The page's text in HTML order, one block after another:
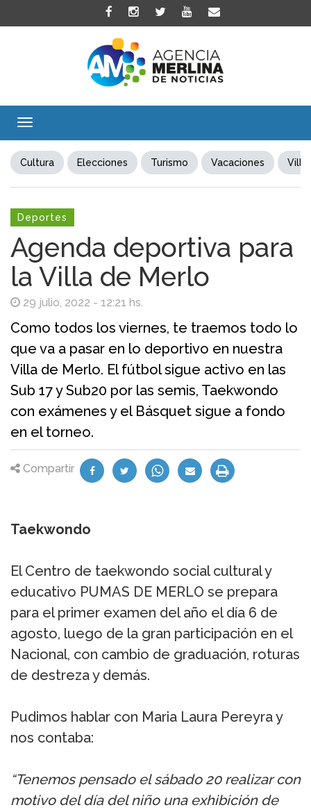
Toggle
Cultura Elecciones Turismo Vacaciones Villa
Deportes
Agenda deportiva para
la Villa de Merlo
29 julio, 2022 - 12:21 hs.
Como todos los viernes, te traemos todo lo
que va a pasar en lo deportivo en nuestra
Villa de Merlo. El fútbol sigue activo en las
Sub 17 y Sub20 por las semis, Taekwondo
con exámenes y el Básquet sigue a fondo
en el torneo.
Compartir
Taekwondo
El Centro de taekwondo social cultural y
educativo PUMAS DE MERLO se prepara
para el primer examen del año el día 6 de
agosto, luego de la gran participación en el
Nacional, con cambio de graduación, roturas
de destreza y demás.
Pudimos hablar con Maria Laura Pereyra y
nos contaba:
“Tenemos pensado el sábado 20 realizar con
motivo del día del niño una exhibición de